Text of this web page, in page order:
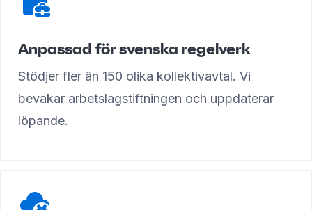
Anpassad för svenska regelverk
Stödjer fler än 150 olika kollektivavtal. Vi
bevakar arbetslagstiftningen och uppdaterar
löpande.